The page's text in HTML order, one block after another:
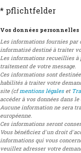
* pflichtfelder
Vos données personnelles
Les informations fournies
informatisé destiné à traiter
Les informations recueillies à
traitement de votre message.
Ces informations sont
habilités à traiter votre
site (cfmentions légales et
accéder à vos données dans
Aucune information ne sera
européenne.
Ces informations seront
Vous bénéficiez d'un droit
informations qui vous
veuillez adresser votre